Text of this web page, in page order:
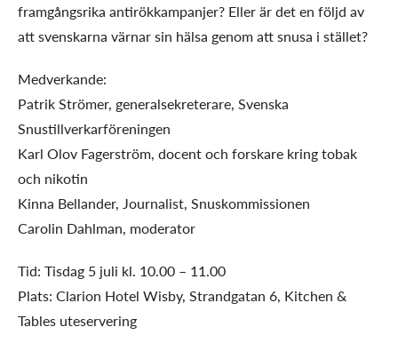
framgångsrika antirökkampanjer? Eller är det en följd av
att svenskarna värnar sin hälsa genom att snusa i stället?
Medverkande:
Patrik Strömer, generalsekreterare, Svenska
Snustillverkarföreningen
Karl Olov Fagerström, docent och forskare kring tobak
och nikotin
Kinna Bellander, Journalist, Snuskommissionen
Carolin Dahlman, moderator
Tid: Tisdag 5 juli kl. 10.00 – 11.00
Plats: Clarion Hotel Wisby, Strandgatan 6, Kitchen &
Tables uteservering